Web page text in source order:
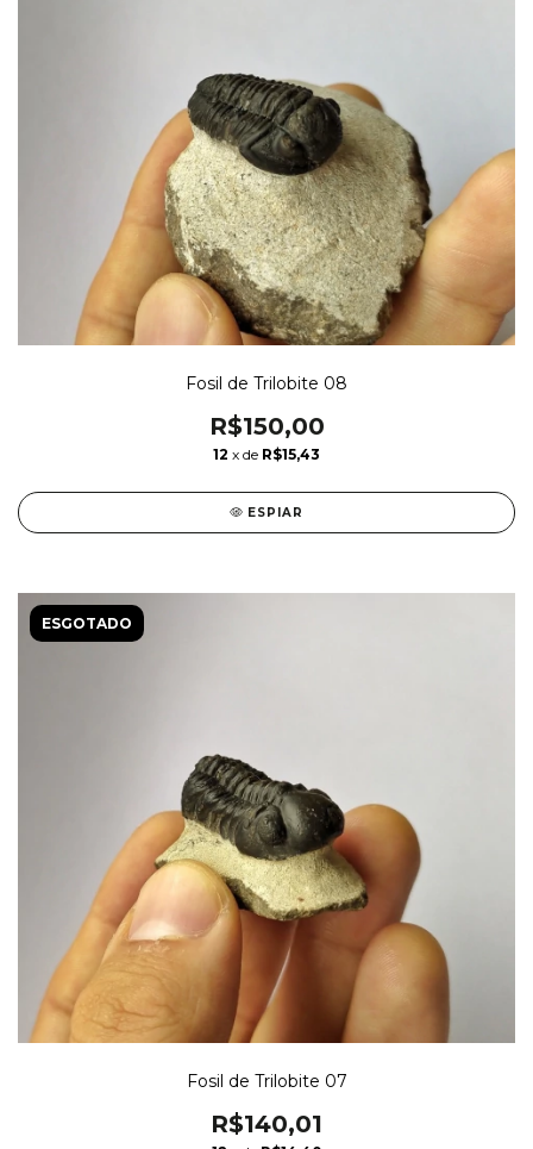
Fosil de Trilobite 08
R$150,00
12 x de R$15,43
ESPIAR
ESGOTADO
Fosil de Trilobite 07
R$140,01